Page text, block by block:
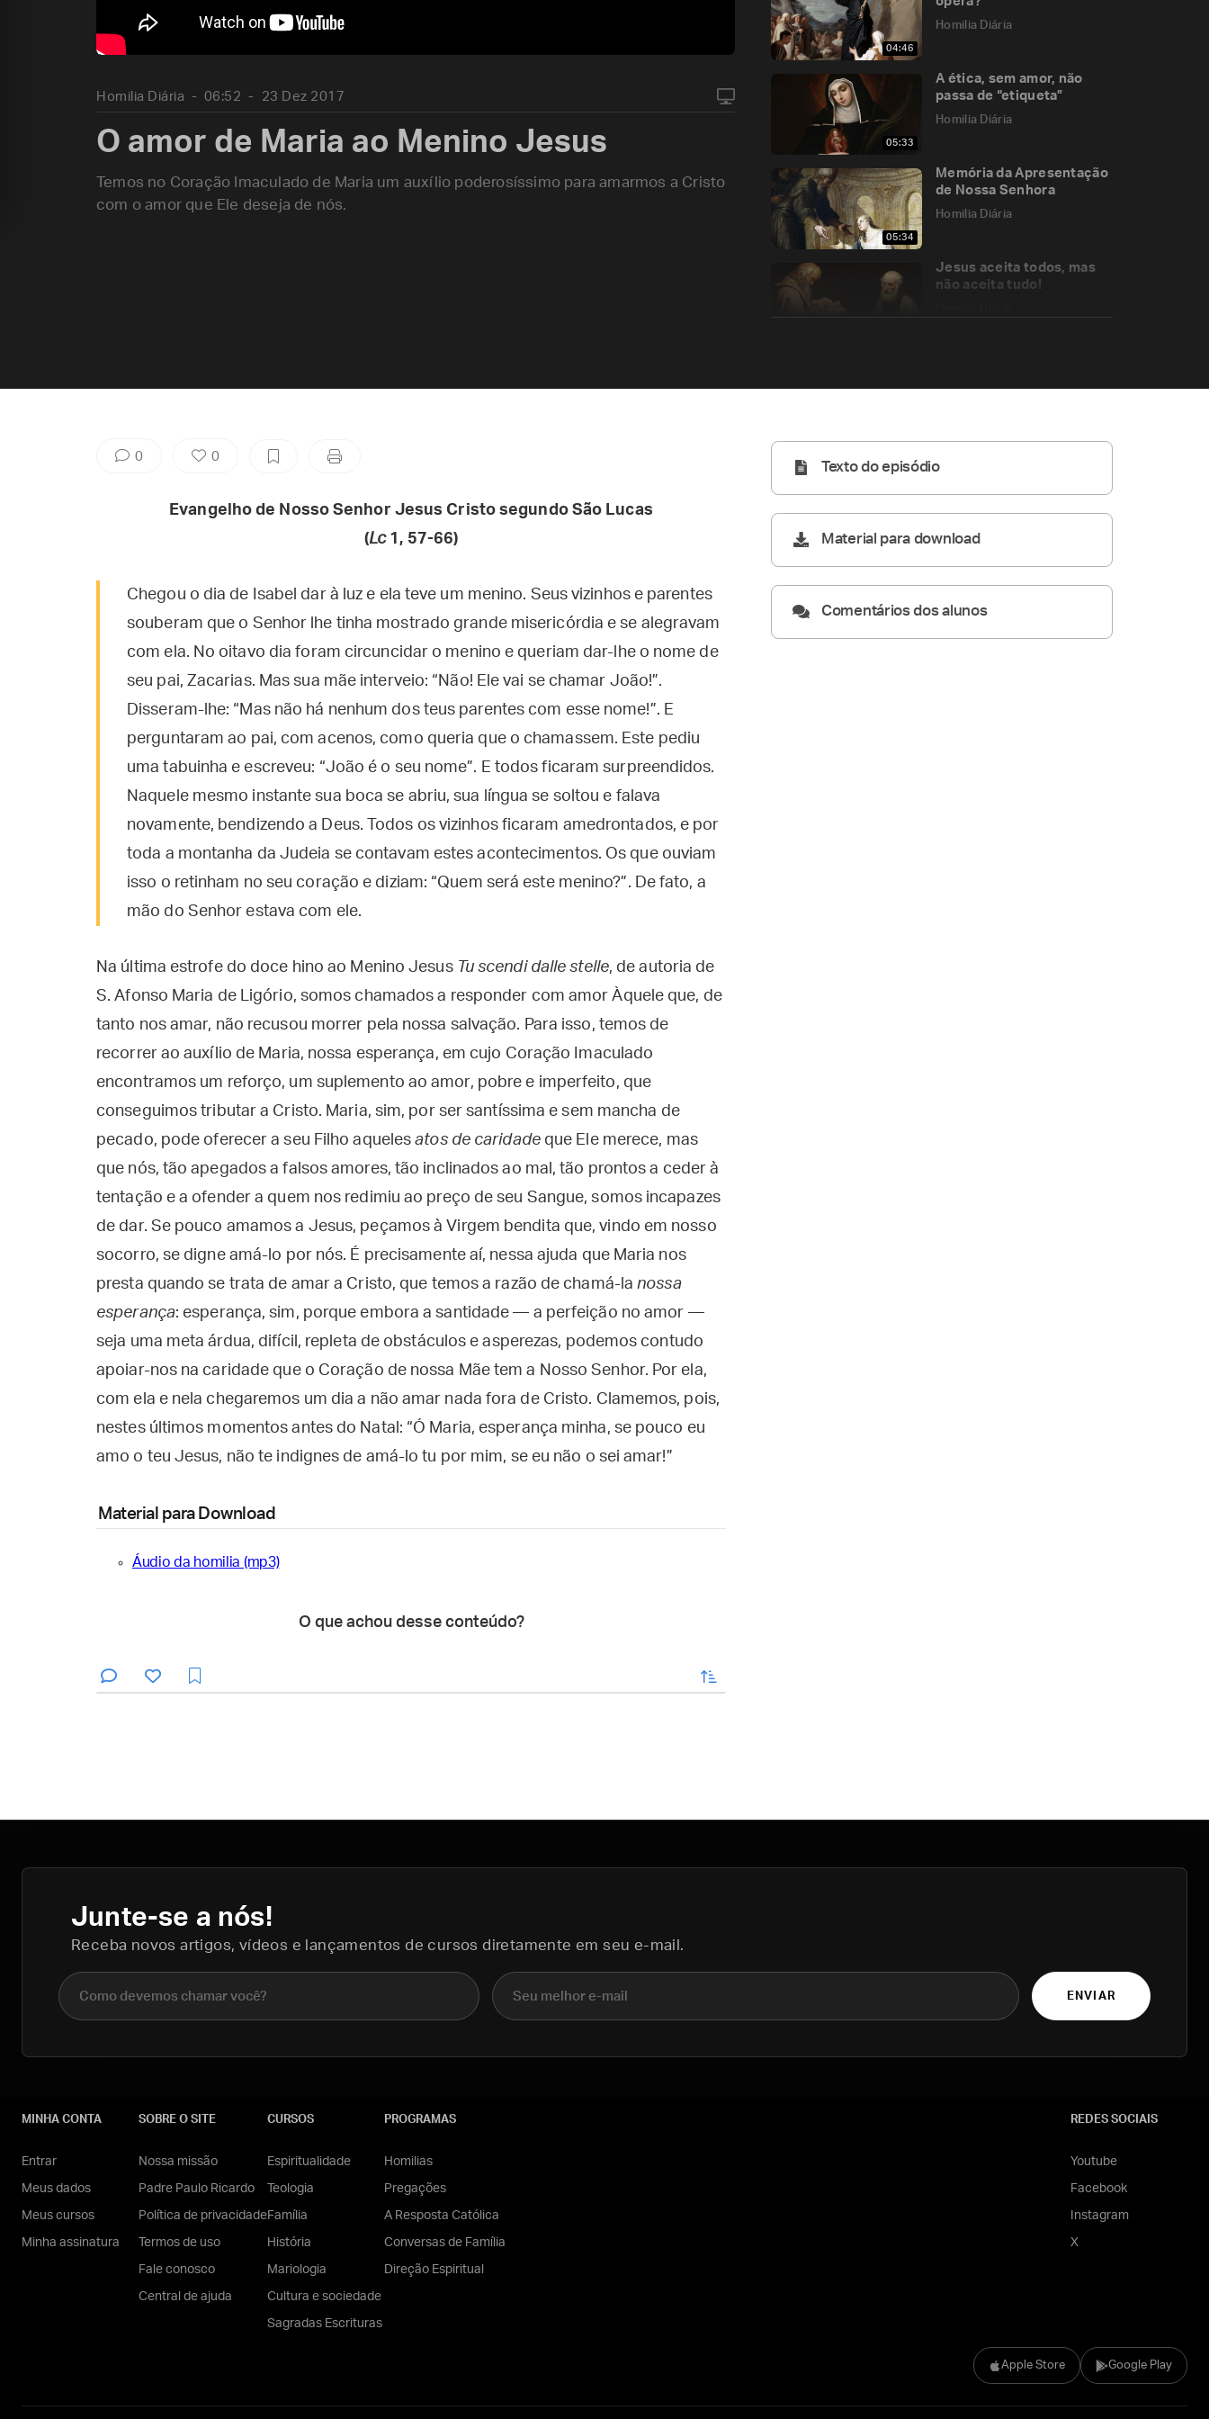
04:46
Homilia Diária
05:33
A ética, sem amor, não
passa de “etiqueta”
Homilia Diária
05:34
Memória da Apresentação
de Nossa Senhora
Homilia Diária
Jesus aceita todos, mas
não aceita tudo!
Homilia Diária 06:52 23 Dez 2017
O amor de Maria ao Menino Jesus
Temos no Coração Imaculado de Maria um auxílio poderosíssimo para amarmos a Cristo
com o amor que Ele deseja de nós.
0 0
Evangelho de Nosso Senhor Jesus Cristo segundo São Lucas
(Lc1, 57-66)
Chegou o dia de Isabel dar à luz e ela teve um menino. Seus vizinhos e parentes
souberam que o Senhor lhe tinha mostrado grande misericórdia e se alegravam
com ela. No oitavo dia foram circuncidar o menino e queriam dar-lhe o nome de
seu pai, Zacarias. Mas sua mãe interveio: “Não! Ele vai se chamar João!”.
Disseram-lhe: “Mas não há nenhum dos teus parentes com esse nome!”. E
perguntaram ao pai, com acenos, como queria que o chamassem. Este pediu
uma tabuinha e escreveu: “João é o seu nome”. E todos ficaram surpreendidos.
Naquele mesmo instante sua boca se abriu, sua língua se soltou e falava
novamente, bendizendo a Deus. Todos os vizinhos ficaram amedrontados, e por
toda a montanha da Judeia se contavam estes acontecimentos. Os que ouviam
isso o retinham no seu coração e diziam: “Quem será este menino?”. De fato, a
mão do Senhor estava com ele.
Na última estrofe do doce hino ao Menino Jesus Tu scendi dalle stelle, de autoria de
S. Afonso Maria de Ligório, somos chamados a responder com amor Àquele que, de
tanto nos amar, não recusou morrer pela nossa salvação. Para isso, temos de
recorrer ao auxílio de Maria, nossa esperança, em cujo Coração Imaculado
encontramos um reforço, um suplemento ao amor, pobre e imperfeito, que
conseguimos tributar a Cristo. Maria, sim, por ser santíssima e sem mancha de
pecado, pode oferecer a seu Filho aquelesatos de caridadeque Ele merece, mas
que nós, tão apegados a falsos amores, tão inclinados ao mal, tão prontos a ceder à
tentação e a ofender a quem nos redimiu ao preço de seu Sangue, somos incapazes
de dar. Se pouco amamos a Jesus, peçamos à Virgem bendita que, vindo em nosso
socorro, se digne amá-lo por nós. É precisamente aí, nessa ajuda que Maria nos
presta quando se trata de amar a Cristo, que temos a razão de chamá-lanossa
esperança: esperança, sim, porque embora a santidade — a perfeição no amor —
seja uma meta árdua, difícil, repleta de obstáculos e asperezas, podemos contudo
apoiar-nos na caridade que o Coração de nossa Mãe tem a Nosso Senhor. Por ela,
com ela e nela chegaremos um dia a não amar nada fora de Cristo. Clamemos, pois,
nestes últimos momentos antes do Natal: “Ó Maria, esperança minha, se pouco eu
amo o teu Jesus, não te indignes de amá-lo tu por mim, se eu não o sei amar!”
Material para Download
Áudio da homilia (mp3)
O que achou desse conteúdo?
enviar
Texto do episódio
Material para download
Comentários dos alunos
Junte-se a nós!
Receba novos artigos, vídeos e lançamentos de cursos diretamente em seu e-mail.
Nome completo E-mail
ENVIAR
Apple Store Google Play
MINHA CONTA
Entrar
Meus dados
Meus cursos
Minha assinatura
SOBRE O SITE
Nossa missão
Padre Paulo Ricardo
Política de privacidade
Termos de uso
Fale conosco
Central de ajuda
CURSOS
Espiritualidade
Teologia
Família
História
Mariologia
Cultura e sociedade
Sagradas Escrituras
PROGRAMAS
Homilias
Pregações
A Resposta Católica
Conversas de Família
Direção Espiritual
REDES SOCIAIS
Youtube
Facebook
Instagram
X